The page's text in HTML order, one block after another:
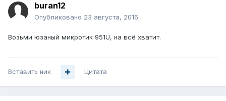
buran12
Опубликовано 23 августа, 2016
Возьми юзаный микротик 951U, на всё хватит.
Вставить ник Цитата